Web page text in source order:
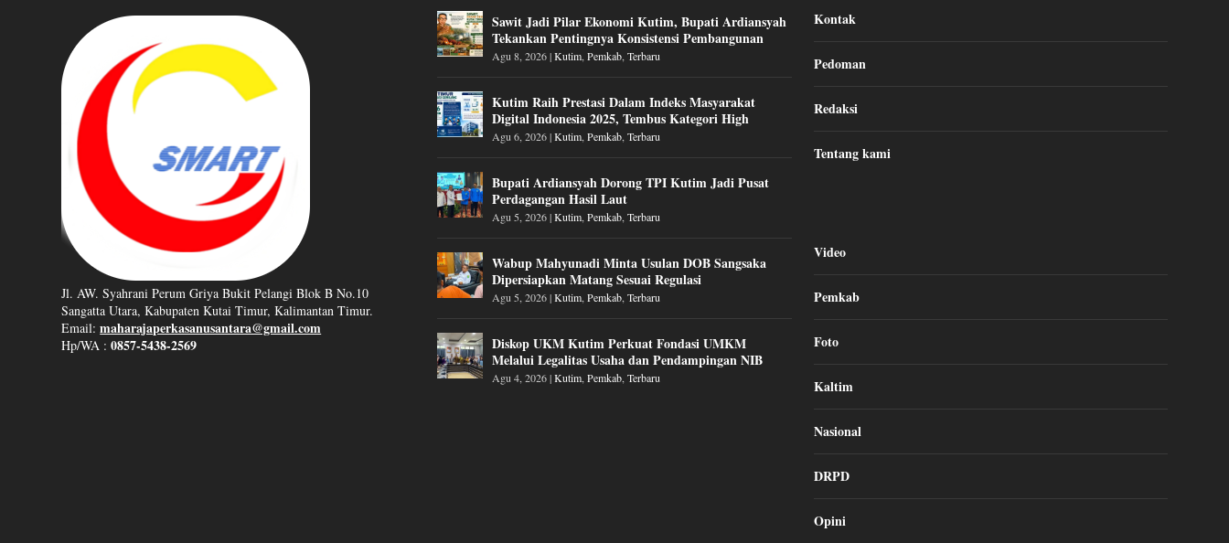
Jl. AW. Syahrani Perum Griya Bukit Pelangi Blok B No.10
Sangatta Utara, Kabupaten Kutai Timur, Kalimantan Timur.
Email:maharajaperkasanusantara@gmail.com
Hp/WA :0857-5438-2569
Sawit Jadi Pilar Ekonomi Kutim, Bupati Ardiansyah
Tekankan Pentingnya Konsistensi Pembangunan
Agu 8, 2026|Kutim,Pemkab,Terbaru
Kutim Raih Prestasi Dalam Indeks Masyarakat
Digital Indonesia 2025, Tembus Kategori High
Agu 6, 2026|Kutim,Pemkab,Terbaru
Bupati Ardiansyah Dorong TPI Kutim Jadi Pusat
Perdagangan Hasil Laut
Agu 5, 2026|Kutim,Pemkab,Terbaru
Wabup Mahyunadi Minta Usulan DOB Sangsaka
Dipersiapkan Matang Sesuai Regulasi
Agu 5, 2026|Kutim,Pemkab,Terbaru
Diskop UKM Kutim Perkuat Fondasi UMKM
Melalui Legalitas Usaha dan Pendampingan NIB
Agu 4, 2026|Kutim,Pemkab,Terbaru
Kontak
Pedoman
Redaksi
Tentang kami
Video
Pemkab
Foto
Kaltim
Nasional
DRPD
Opini